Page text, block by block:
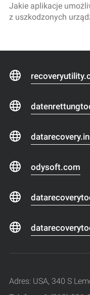
Jakie aplikacje
z uszkodzonych
odysoft.com
Adres: USA, 340 S